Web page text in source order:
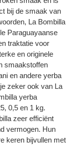
bij de smaak van
La Bombilla
Paraguayaanse
traktatie voor
en originele
smaakstoffen
en andere yerba
zeker ook van La
yerba
0,5 en 1 kg.
zeer efficiënt
vermogen. Hun
keren bijvullen met